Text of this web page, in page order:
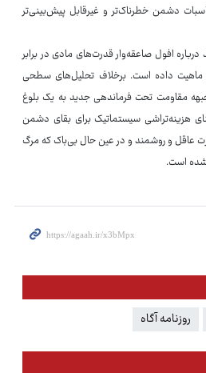
دشمن خطرناک‌تر و غیرقابل پیش‌بینی‌تر
جدید درباره افول صاعقه‌وار قدرت‌های مادی در برابر
ماهیت داده است. برخلاف تحلیل‌های سطحی
مقاومت تحت فرماندهی جدید به یک بلوغ
هزینه‌تراشی سیستماتیک برای بقای دشمن
عاقل و روشمند و در عین حال بی‌باک که مرگ
شده است.
روزنامه آگاه